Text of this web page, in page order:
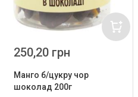
Манго б/цукру чор
шоколад 200г
250,20 грн